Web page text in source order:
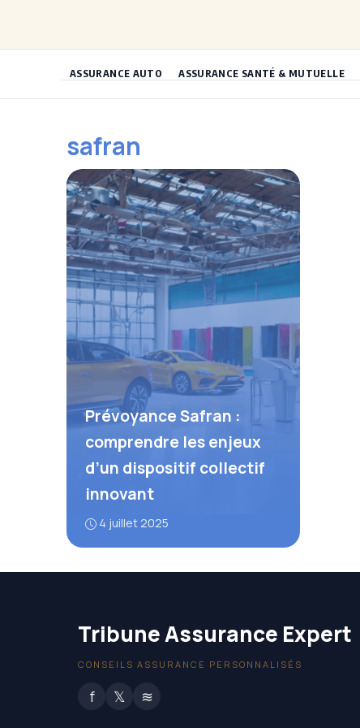
contenu
ASSURANCE AUTO ASSURANCE SANTÉ & MUTUELLE
safran
Prévoyance Safran :
comprendre les enjeux
d’un dispositif collectif
innovant
4 juillet 2025
Tribune Assurance Expert
CONSEILS ASSURANCE PERSONNALISÉS
f 𝕏 ≋